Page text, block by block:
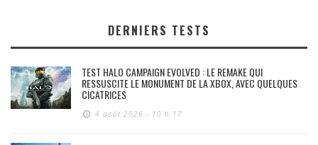
DERNIERS TESTS
TEST HALO CAMPAIGN EVOLVED : LE REMAKE QUI
RESSUSCITE LE MONUMENT DE LA XBOX, AVEC QUELQUES
CICATRICES
4 août 2026 - 10 h 17